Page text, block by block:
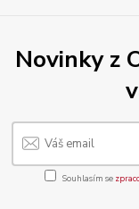
Novinky z
Souhlasím se